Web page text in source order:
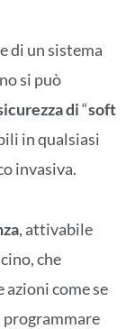
di un sistema
si può
di“soft
in qualsiasi
invasiva.
, attivabile
che
azioni come se
programmare